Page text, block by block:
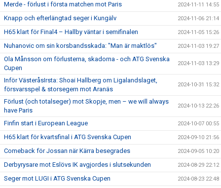
Merde - förlust i första matchen mot Paris 2024-11-11 14:55
Knapp och efterlängtad seger i Kungälv 2024-11-06 21:14
H65 klart för Final4 – Hallby väntar i semifinalen 2024-11-05 15:26
Nuhanovic om sin korsbandsskada: "Man är maktlös" 2024-11-03 19:27
Ola Månsson om förlusterna, skadorna - och ATG Svenska
Cupen
2024-11-03 13:29
Inför VästeråsIrsta: Shoai Hallberg om Ligalandslaget,
försvarsspel & storsegern mot Aranäs
2024-10-31 15:32
Förlust (och totalseger) mot Skopje, men – we will always
have Paris
2024-10-13 22:26
Finfin start i European League 2024-10-07 00:55
H65 klart för kvartsfinal i ATG Svenska Cupen 2024-09-10 21:56
Comeback för Jossan när Kärra besegrades 2024-09-05 10:20
Derbyrysare mot Eslövs IK avgjordes i slutsekunden 2024-08-29 22:12
Seger mot LUGI i ATG Svenska Cupen 2024-08-23 22:48